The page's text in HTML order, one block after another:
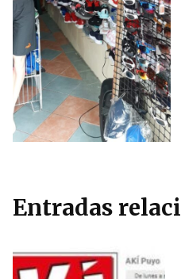
Entradas